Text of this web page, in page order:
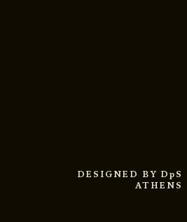
DESIGNED BY DpS
ATHENS